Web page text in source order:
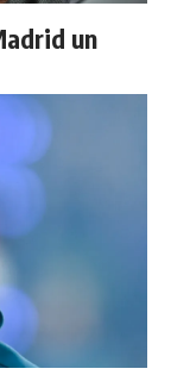
un